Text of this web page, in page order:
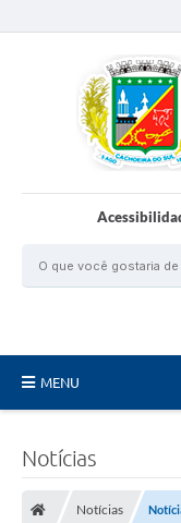
MENU
Conselhos Municipais
Notícias
Notícias